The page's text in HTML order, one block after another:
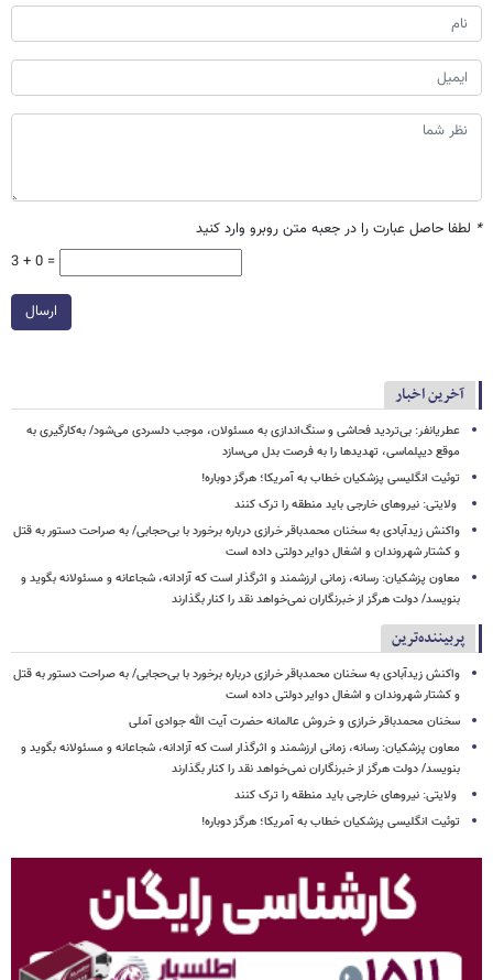
* لطفا حاصل عبارت را در جعبه متن روبرو وارد کنید
3 + 0 =
ارسال
آخرین اخبار
عطریانفر: بی‌تردید فحاشی و سنگ‌اندازی به مسئولان، موجب دلسردی می‌شود/ به‌کارگیری به
موقع دیپلماسی، تهدیدها را به فرصت بدل می‌سازد
توئیت انگلیسی پزشکیان خطاب به آمریکا؛ هرگز دوباره!
ولایتی: نیروهای خارجی باید منطقه را ترک کنند
واکنش زیدآبادی به سخنان محمدباقر خرازی درباره برخورد با بی‌حجابی/ به صراحت دستور به قتل
و کشتار شهروندان و اشغال دوایر دولتی داده است
معاون پزشکیان: رسانه، زمانی ارزشمند و اثرگذار است که آزادانه، شجاعانه و مسئولانه بگوید و
بنویسد/ دولت هرگز از خبرنگاران نمی‌خواهد نقد را کنار بگذارند
پربیننده‌ترین
واکنش زیدآبادی به سخنان محمدباقر خرازی درباره برخورد با بی‌حجابی/ به صراحت دستور به قتل
و کشتار شهروندان و اشغال دوایر دولتی داده است
سخنان محمدباقر خرازی و خروش عالمانه حضرت آیت الله جوادی آملی
معاون پزشکیان: رسانه، زمانی ارزشمند و اثرگذار است که آزادانه، شجاعانه و مسئولانه بگوید و
بنویسد/ دولت هرگز از خبرنگاران نمی‌خواهد نقد را کنار بگذارند
ولایتی: نیروهای خارجی باید منطقه را ترک کنند
توئیت انگلیسی پزشکیان خطاب به آمریکا؛ هرگز دوباره!